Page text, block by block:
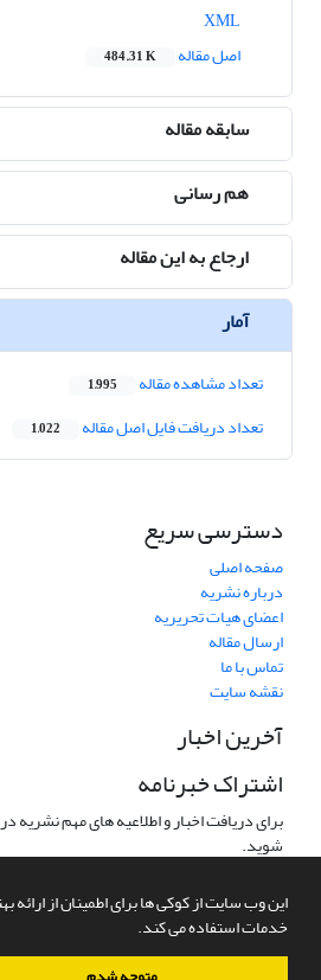
این وب سایت از کوکی ها برای اطمینان از ارائه
خدمات استفاده می کند.
اصل مقاله
484.31 K
سابقه مقاله
هم رسانی
ارجاع به این مقاله
آمار
تعداد مشاهده مقاله 1,995
تعداد دریافت فایل اصل مقاله 1,022
دسترسی سریع
صفحه اصلی
درباره نشریه
اعضای هیات تحریریه
ارسال مقاله
تماس با ما
نقشه سایت
آخرین اخبار
اشتراک خبرنامه
برای دریافت اخبار و اطلاعیه های مهم
شوید.